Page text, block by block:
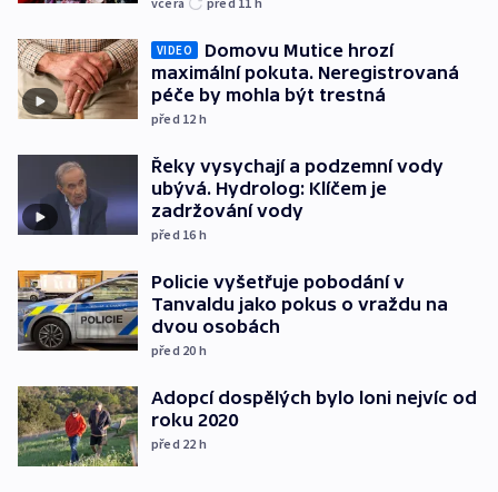
VIDEO
Domovu Mutice hrozí
maximální pokuta. Neregistrovaná
péče by mohla být trestná
před 12 h
Řeky vysychají a podzemní vody
ubývá. Hydrolog: Klíčem je
zadržování vody
před 16 h
Policie vyšetřuje pobodání v
Tanvaldu jako pokus o vraždu na
dvou osobách
před 20 h
Adopcí dospělých bylo loni nejvíc od
roku 2020
před 22 h